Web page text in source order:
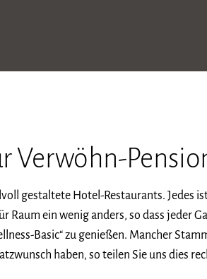
Verwöhn-
gestaltete Hotel-Restaurants. Jedes
Raum ein wenig anders, so dass jeder
Basic“ zu genießen. Mancher
haben, so teilen Sie uns dies